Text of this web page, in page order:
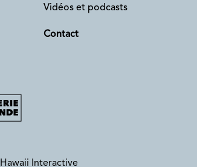
Vidéos et podcasts
Contact
Hawaii Interactive